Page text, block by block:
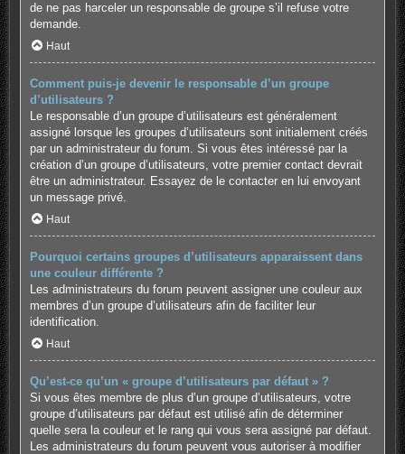
de ne pas harceler un responsable de groupe s’il refuse votre
demande.
Haut
Comment puis-je devenir le responsable d’un groupe
d’utilisateurs ?
Le responsable d’un groupe d’utilisateurs est généralement
assigné lorsque les groupes d’utilisateurs sont initialement créés
par un administrateur du forum. Si vous êtes intéressé par la
création d’un groupe d’utilisateurs, votre premier contact devrait
être un administrateur. Essayez de le contacter en lui envoyant
un message privé.
Haut
Pourquoi certains groupes d’utilisateurs apparaissent dans
une couleur différente ?
Les administrateurs du forum peuvent assigner une couleur aux
membres d’un groupe d’utilisateurs afin de faciliter leur
identification.
Haut
Qu’est-ce qu’un « groupe d’utilisateurs par défaut » ?
Si vous êtes membre de plus d’un groupe d’utilisateurs, votre
groupe d’utilisateurs par défaut est utilisé afin de déterminer
quelle sera la couleur et le rang qui vous sera assigné par défaut.
Les administrateurs du forum peuvent vous autoriser à modifier